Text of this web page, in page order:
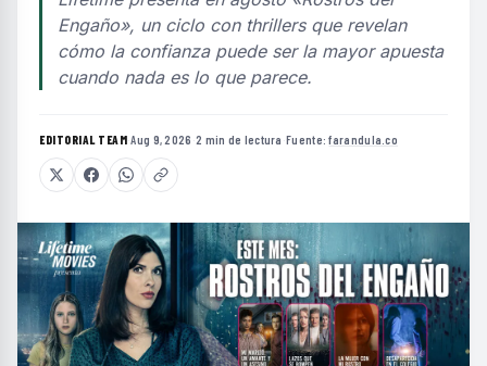
Engaño», un ciclo con thrillers que revelan
cómo la confianza puede ser la mayor apuesta
cuando nada es lo que parece.
EDITORIAL TEAM·Aug 9, 2026 ·2 min de lectura ·Fuente:farandula.co